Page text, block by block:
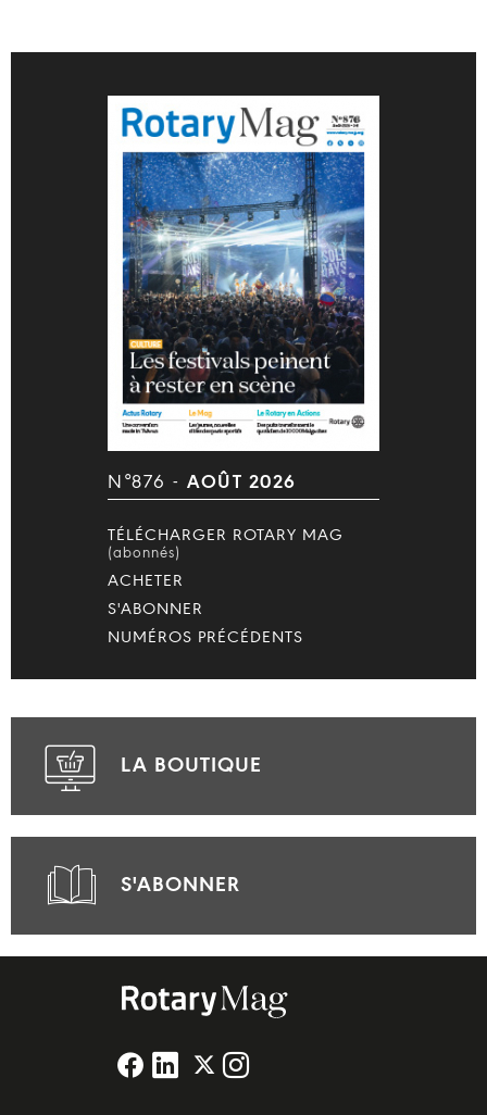
N°876 - AOÛT 2026
TÉLÉCHARGER ROTARY MAG
(abonnés)
ACHETER
S'ABONNER
NUMÉROS PRÉCÉDENTS
LA BOUTIQUE
S'ABONNER